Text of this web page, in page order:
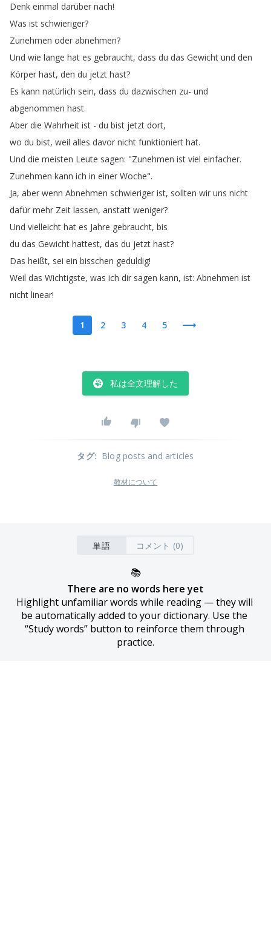
Denk einmal darüber nach!
Was ist schwieriger?
Zunehmen oder abnehmen?
Und wie lange hat es gebraucht, dass du das Gewicht und den
Körper hast, den du jetzt hast?
Es kann natürlich sein, dass du dazwischen zu- und
abgenommen hast.
Aber die Wahrheit ist - du bist jetzt dort,
wo du bist, weil alles davor nicht funktioniert hat.
Und die meisten Leute sagen: "Zunehmen ist viel einfacher.
Zunehmen kann ich in einer Woche".
Ja, aber wenn Abnehmen schwieriger ist, sollten wir uns nicht
dafür mehr Zeit lassen, anstatt weniger?
Und vielleicht hat es Jahre gebraucht, bis
du das Gewicht hattest, das du jetzt hast?
Das heißt, sei ein bisschen geduldig!
Weil das Wichtigste, was ich dir sagen kann, ist: Abnehmen ist
nicht linear!
1 2 3 4 5
私は全文理解した
タグ: Blog posts and articles
教材について
単語 コメント (0)
📚
There are no words here yet
Highlight unfamiliar words while reading — they will
be automatically added to your dictionary. Use the
“Study words” button to reinforce them through
practice.